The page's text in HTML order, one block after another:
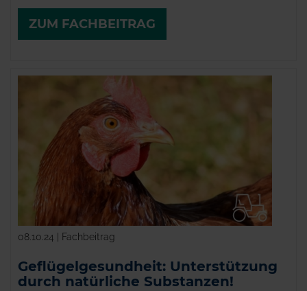
ZUM FACHBEITRAG
08.10.24 | Fachbeitrag
Geflügelgesundheit: Unterstützung
durch natürliche Substanzen!